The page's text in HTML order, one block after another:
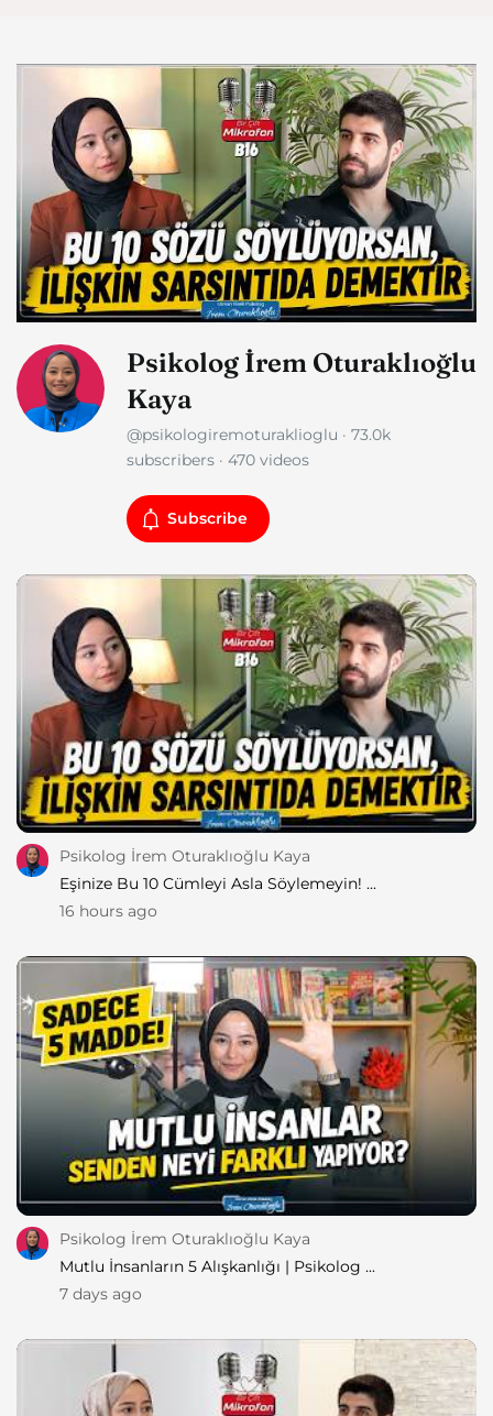
Psikolog İrem Oturaklıoğlu
Kaya
@psikologiremoturaklioglu · 73.0k
subscribers · 470 videos
Subscribe
Psikolog İrem Oturaklıoğlu Kaya
Eşinize Bu 10 Cümleyi Asla Söylemeyin! ...
16 hours ago
Psikolog İrem Oturaklıoğlu Kaya
Mutlu İnsanların 5 Alışkanlığı | Psikolog ...
7 days ago